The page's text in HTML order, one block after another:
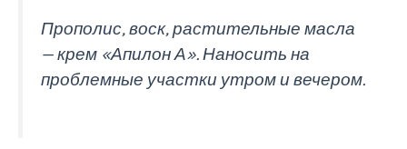
Прополис, воск, растительные масла
— крем «Апилон А». Наносить на
проблемные участки утром и вечером.